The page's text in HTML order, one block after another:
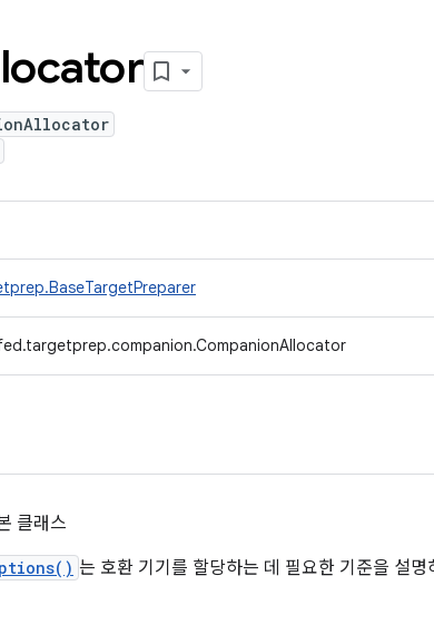
클래스
는 호환 기기를 할당하는 데 필요한 기준을 설